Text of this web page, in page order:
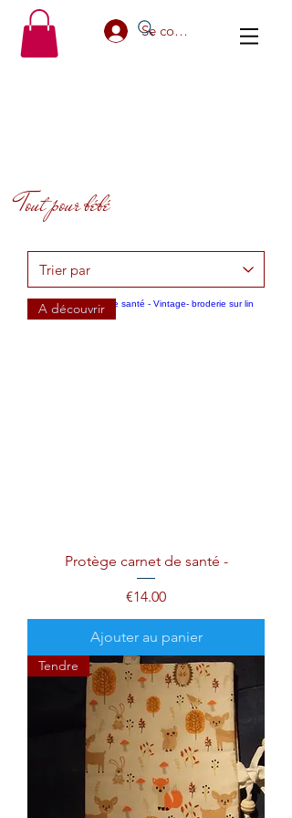
Se connecter
Tout pour bébé
A découvrir
Protège carnet de santé -
Prix
€14.00
Ajouter au panier
Tendre